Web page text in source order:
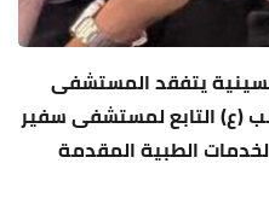
يتفقد المستشفى
(ع) التابع لمستشفى سفير
الطبية المقدمة